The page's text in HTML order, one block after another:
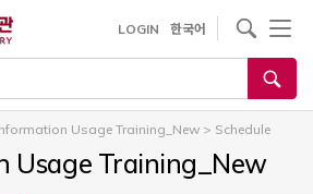
LOGIN 한국어
Usage Training_New> Schedule
Usage Training_New